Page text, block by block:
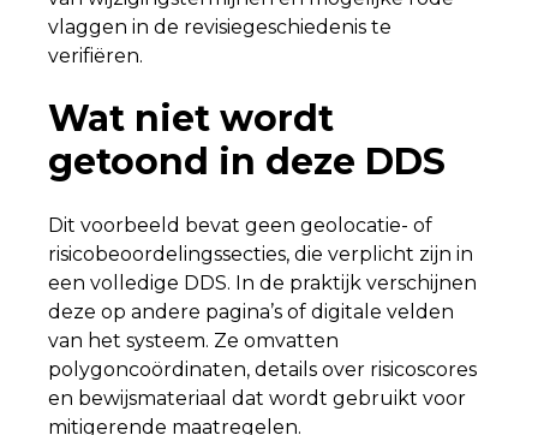
vlaggen in de revisiegeschiedenis te
verifiëren.
Wat niet wordt
getoond in deze DDS
Dit voorbeeld bevat geen geolocatie- of
risicobeoordelingssecties, die verplicht zijn in
een volledige DDS. In de praktijk verschijnen
deze op andere pagina’s of digitale velden
van het systeem. Ze omvatten
polygoncoördinaten, details over risicoscores
en bewijsmateriaal dat wordt gebruikt voor
mitigerende maatregelen.